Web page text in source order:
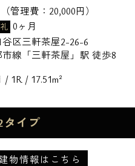
管理費： 20,000円）
礼 0ヶ月
区三軒茶屋2-26-6
線「三軒茶屋」駅 徒歩8
/ 1R / 17.51m²
タイプ
建物情報はこちら